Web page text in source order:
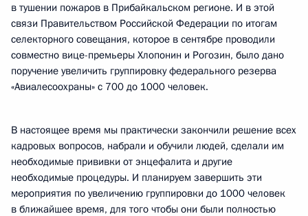
в тушении пожаров в Прибайкальском регионе. И в этой
связи Правительством Российской Федерации по итогам
селекторного совещания, которое в сентябре проводили
совместно вице-премьеры Хлопонин и Рогозин, было дано
поручение увеличить группировку федерального резерва
«Авиалесоохраны» с 700 до 1000 человек.
В настоящее время мы практически закончили решение всех
кадровых вопросов, набрали и обучили людей, сделали им
необходимые прививки от энцефалита и другие
необходимые процедуры. И планируем завершить эти
мероприятия по увеличению группировки до 1000 человек
в ближайшее время, для того чтобы они были полностью